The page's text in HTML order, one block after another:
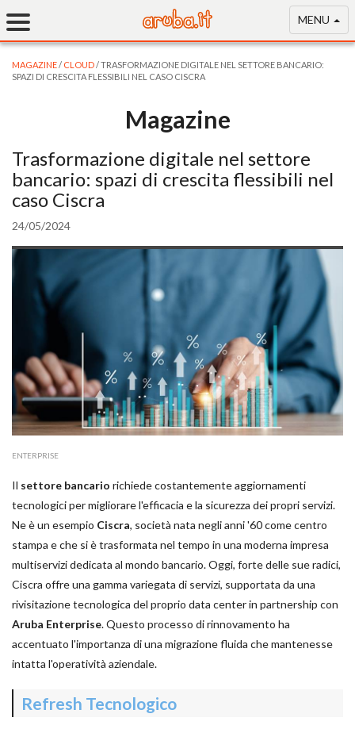
MENU
MAGAZINE/ CLOUD/ TRASFORMAZIONE DIGITALE NEL SETTORE BANCARIO:
SPAZI DI CRESCITA FLESSIBILI NEL CASO CISCRA
Magazine
Trasformazione digitale nel settore
bancario: spazi di crescita flessibili nel
caso Ciscra
24/05/2024
ENTERPRISE
Il settore bancario richiede costantemente aggiornamenti
tecnologici per migliorare l'efficacia e la sicurezza dei propri servizi.
Ne è un esempio Ciscra, società nata negli anni '60 come centro
stampa e che si è trasformata nel tempo in una moderna impresa
multiservizi dedicata al mondo bancario. Oggi, forte delle sue radici,
Ciscra offre una gamma variegata di servizi, supportata da una
rivisitazione tecnologica del proprio data center in partnership con
Aruba Enterprise. Questo processo di rinnovamento ha
accentuato l'importanza di una migrazione fluida che mantenesse
intatta l'operatività aziendale.
Refresh Tecnologico